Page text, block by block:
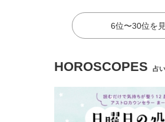
6位〜30位を
HOROSCOPES 占い